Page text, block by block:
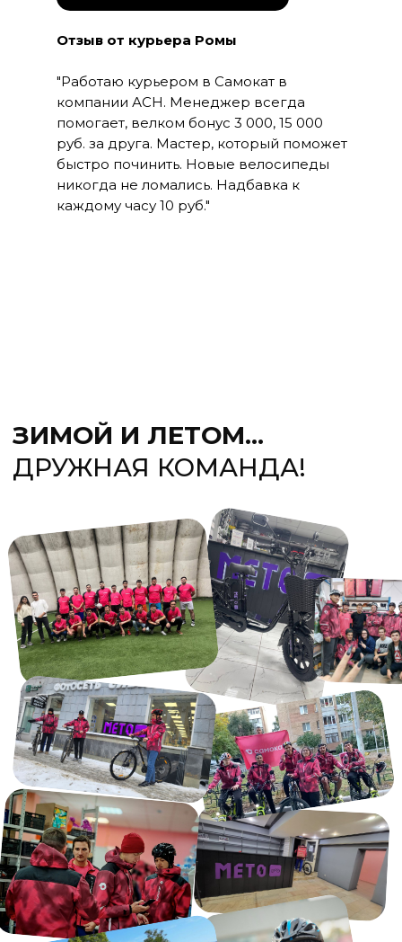
Отзыв от курьера Ромы
"Работаю курьером в Самокат в
компании АСН. Менеджер всегда
помогает, велком бонус 3 000, 15 000
руб. за друга. Мастер, который поможет
быстро починить. Новые велосипеды
никогда не ломались. Надбавка к
каждому часу 10 руб."
02
Выплаты каждую неделю
01
Вакансия в пределах
района проживания
Свободный график
доставки
ПОЛУЧИ СРАЗУ ВСЕ
ПРЕИМУЩЕСТВА